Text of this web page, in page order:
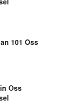
101 Oss
Oss